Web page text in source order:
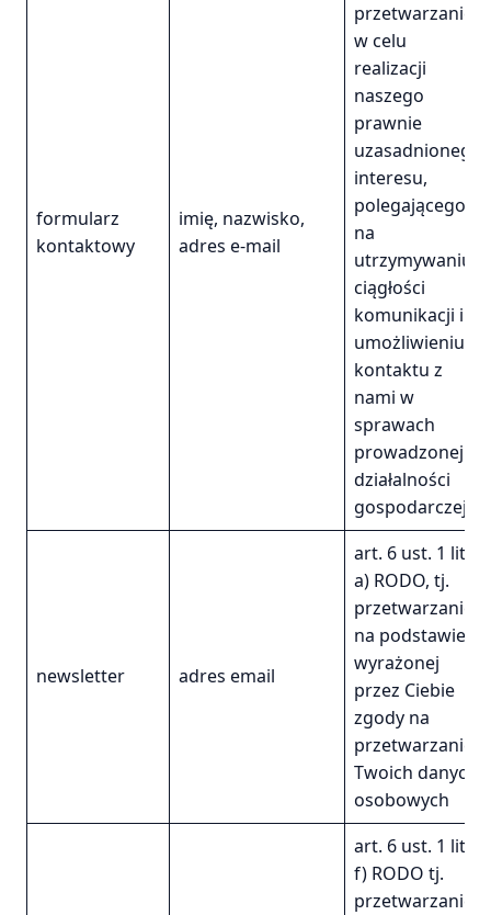
formularz
kontaktowy
imię, nazwisko,
adres e-mail
przetwarzanie
w celu
realizacji
naszego
prawnie
uzasadnionego
interesu,
polegającego
na
utrzymywaniu
ciągłości
komunikacji i
umożliwieniu
kontaktu z
nami w
sprawach
prowadzonej
działalności
gospodarczej
newsletter adres email
art. 6 ust. 1 lit.
a) RODO, tj.
przetwarzanie
na podstawie
wyrażonej
przez Ciebie
zgody na
przetwarzanie
Twoich danych
osobowych
art. 6 ust. 1 lit.
f) RODO tj.
przetwarzanie